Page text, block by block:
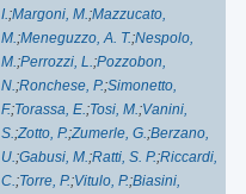
I.;Margoni, M.;Mazzucato,
M.;Meneguzzo, A. T.;Nespolo,
M.;Perrozzi, L.;Pozzobon,
N.;Ronchese, P.;Simonetto,
F.;Torassa, E.;Tosi, M.;Vanini,
S.;Zotto, P.;Zumerle, G.;Berzano,
U.;Gabusi, M.;Ratti, S. P.;Riccardi,
C.;Torre, P.;Vitulo, P.;Biasini,